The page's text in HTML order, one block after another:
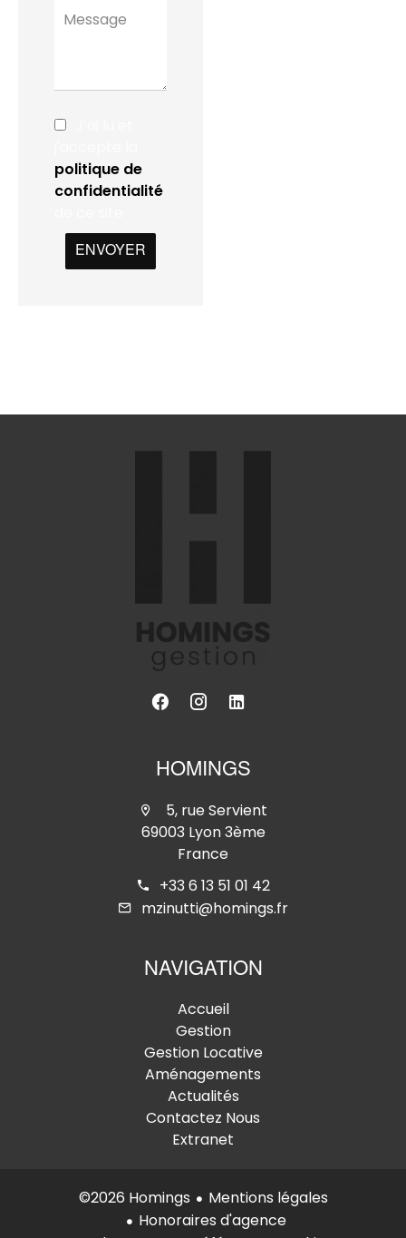
politique de
confidentialité
ENVOYER
HOMINGS
5, rue Servient
69003 Lyon 3ème
France
+33 6 13 51 01 42
mzinutti@homings.fr
NAVIGATION
Accueil
Gestion
Gestion Locative
Aménagements
Actualités
Contactez Nous
Extranet
©2026 Homings
Mentions légales
Honoraires d'agence